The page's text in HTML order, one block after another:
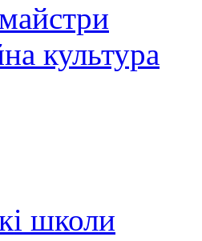
культура
школи